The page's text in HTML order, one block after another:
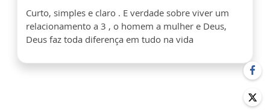
Curto, simples e claro . E verdade sobre viver um
relacionamento a 3 , o homem a mulher e Deus,
Deus faz toda diferença em tudo na vida